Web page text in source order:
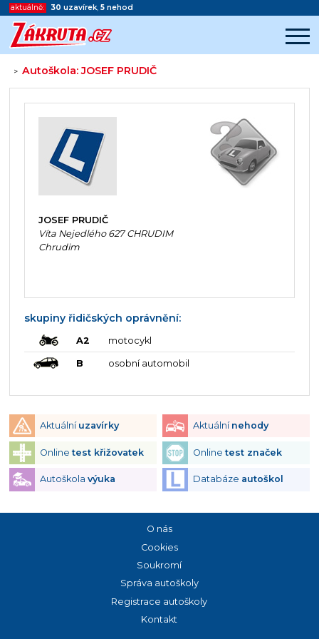
aktuálně: 30 uzavírek, 5 nehod
>Autoškola: JOSEF PRUDIČ
Začátek reklamy
Konec reklamy
JOSEF PRUDIČ
Víta Nejedlého 627 CHRUDIM
Chrudim
skupiny řidičských oprávnění:
A2 motocykl
B osobní automobil
Aktuální uzavírky Aktuální nehody
Onlinetest křižovatek Onlinetest značek
Autoškola výuka Databáze autoškol
O nás
Cookies
Soukromí
Správa autoškoly
Registrace autoškoly
Kontakt